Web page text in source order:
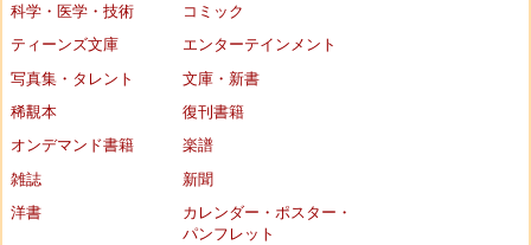
科学・医学・技術
コミック
ティーンズ文庫
エンターテインメント
写真集・タレント
文庫・新書
稀覯本
復刊書籍
オンデマンド書籍
楽譜
雑誌
新聞
洋書
カレンダー・ポスター・
パンフレット